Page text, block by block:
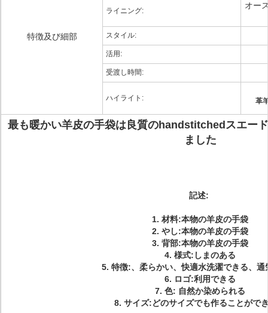
特徴及び細部
ライニング:
オー
スタイル:
活用:
受渡し時間:
ハイライト: 革
最も暖かい羊皮の手袋は良質のhandstitchedスエー
ました
記述:
1. 材料:本物の羊皮の手袋
2. やし:本物の羊皮の手袋
3. 背部:本物の羊皮の手袋
4. 様式:しまのある
5. 特徴:、柔らかい、快適水洗濯できる、通
6. ロゴ:利用できる
7. 色: 自然か染められる
8. サイズ:どのサイズでも作ることがで